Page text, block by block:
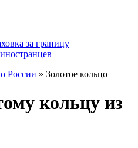
за границу
России » Золотое кольцо
кольцу из